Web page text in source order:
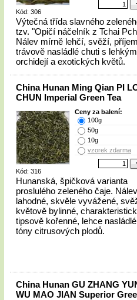
Kód: 306
Výtečná třída slavného
tzv. "Opičí náčelník z Tchai
Nálev mírně lehčí, svěží,
trávově nasládlé chuti s
orchidejí a exotických květů.
China Hunan Ming Qian PI
CHUN Imperial Green Tea
Kód: 316
Ceny za balení:
100g
50g
10g
vzorek zdarma
Hunanská, špičková varianta
proslulého zeleného čaje.
lahodné, skvěle vyvážené,
květově bylinné,
tipsově kořenné, lehce
tóny citrusových plodů.
China Hunan GU ZHANG
WU MAO JIAN Superior